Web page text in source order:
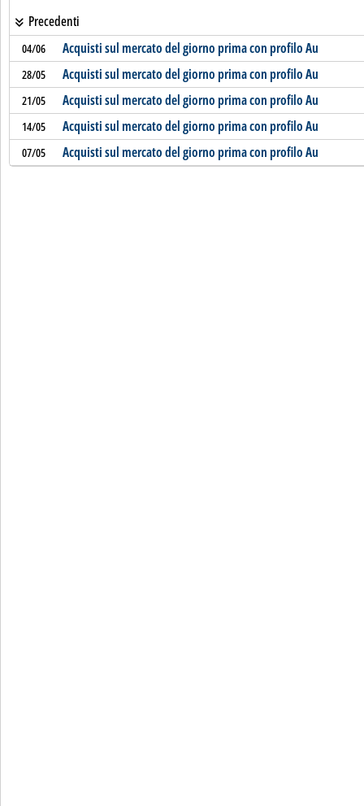
Precedenti
04/06 Acquisti sul mercato del giorno prima con profilo Au
28/05 Acquisti sul mercato del giorno prima con profilo Au
21/05 Acquisti sul mercato del giorno prima con profilo Au
14/05 Acquisti sul mercato del giorno prima con profilo Au
07/05 Acquisti sul mercato del giorno prima con profilo Au